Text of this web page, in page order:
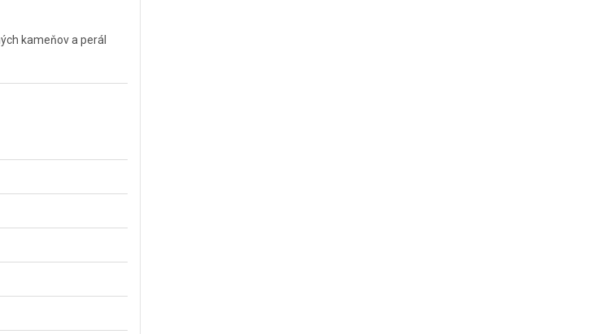
kameňov a perál